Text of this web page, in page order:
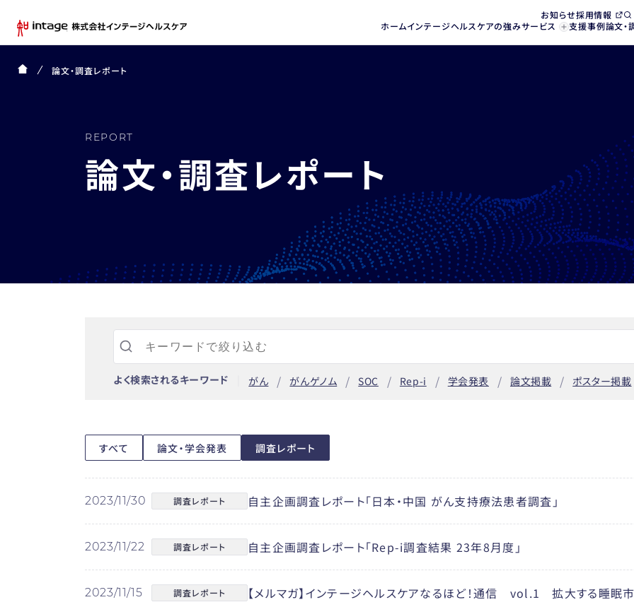
お知らせ採用情報
ホームインテージヘルスケアの強みサービス 支援事例論文・
論文・調査レポート
REPORT
論文・調査レポート
よく検索されるキーワード がん がんゲノム SOC Rep-i 学会発表 論文掲載 ポスター掲載
すべて 論文・学会発表 調査レポート
2023/11/30 調査レポート 自主企画調査レポート「日本・中国 がん支持療法患者調査」
2023/11/22 調査レポート 自主企画調査レポート「Rep-i調査結果 23年8月度」
2023/11/15 調査レポート 【メルマガ】インテージヘルスケアなるほど！通信 vol.1 拡大する睡眠